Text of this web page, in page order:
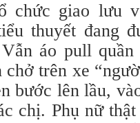
chức giao lưu
thuyết đang
Vẫn áo pull quần
chở trên xe
bước lên lầu,
chị. Phụ nữ